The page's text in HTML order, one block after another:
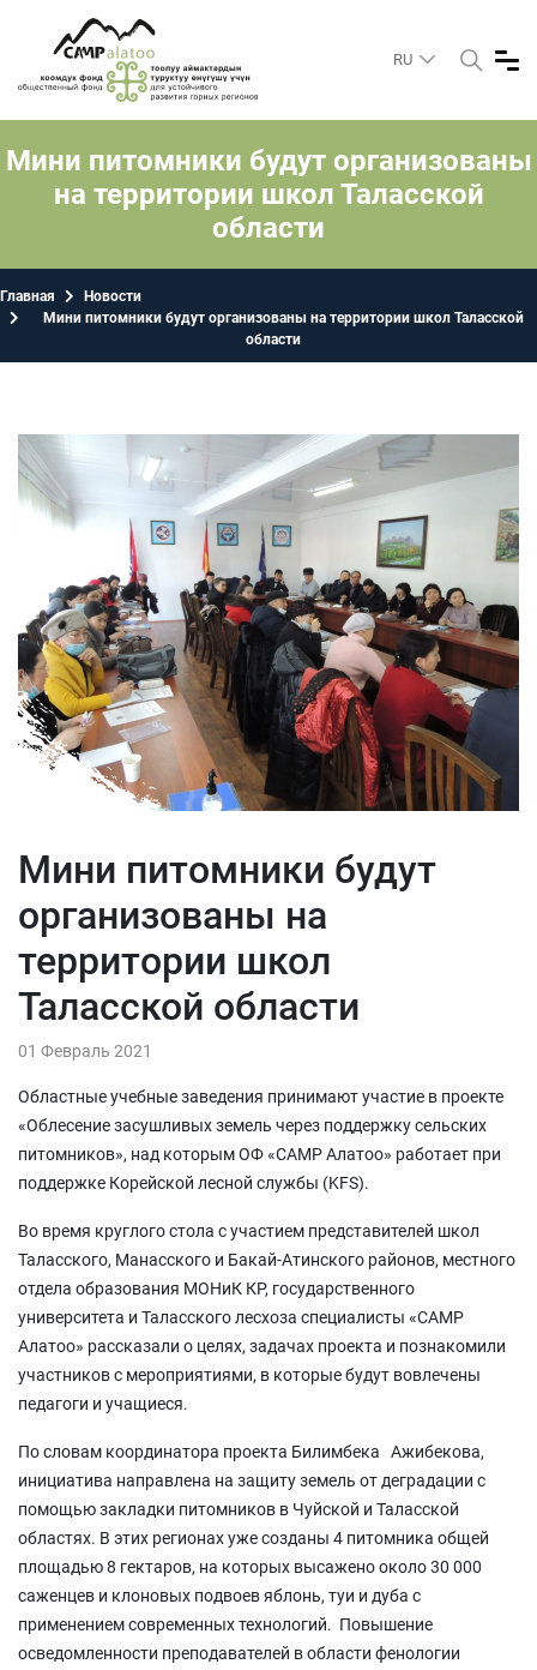
RU
Мини питомники будут организованы
на территории школ Таласской
области
Главная
Новости
Мини питомники будут организованы на территории школ Таласской
области
Мини питомники будут
организованы на
территории школ
Таласской области
01 Февраль 2021
Областные учебные заведения принимают участие в проекте
«Облесение засушливых земель через поддержку сельских
питомников», над которым ОФ «САМР Алатоо» работает при
поддержке Корейской лесной службы (KFS).
Во время круглого стола с участием представителей школ
Таласского, Манасского и Бакай-Атинского районов, местного
отдела образования МОНиК КР, государственного
университета и Таласского лесхоза специалисты «САМР
Алатоо» рассказали о целях, задачах проекта и познакомили
участников с мероприятиями, в которые будут вовлечены
педагоги и учащиеся.
По словам координатора проекта Билимбека Ажибекова,
инициатива направлена на защиту земель от деградации с
помощью закладки питомников в Чуйской и Таласской
областях. В этих регионах уже созданы 4 питомника общей
площадью 8 гектаров, на которых высажено около 30 000
саженцев и клоновых подвоев яблонь, туи и дуба с
применением современных технологий. Повышение
осведомленности преподавателей в области фенологии